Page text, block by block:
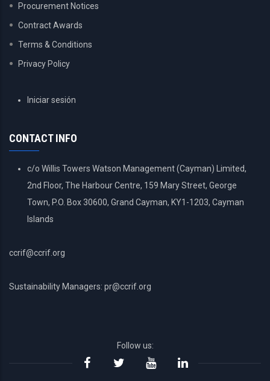
Procurement Notices
Contract Awards
Terms & Conditions
Privacy Policy
USERIniciar sesión
CONTACT INFO
c/o Willis Towers Watson Management (Cayman) Limited,
2nd Floor, The Harbour Centre, 159 Mary Street, George
Town, P.O. Box 30600, Grand Cayman, KY1-1203, Cayman
Islands
ccrif@ccrif.org
Sustainability Managers: pr@ccrif.org
Follow us: